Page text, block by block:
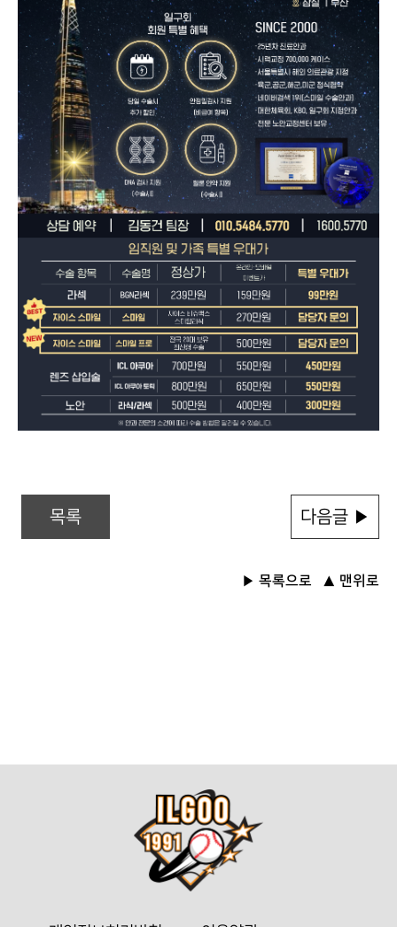
목록 다음글 ▶
▶ 목록으로 ▲ 맨위로